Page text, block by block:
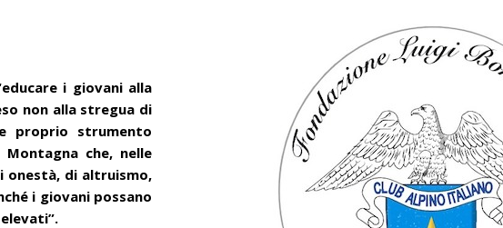
i giovani alla
non alla stregua di
proprio strumento
che, nelle
onestà, di altruismo,
i giovani possano